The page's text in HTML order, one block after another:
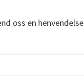
oss en henvendelse